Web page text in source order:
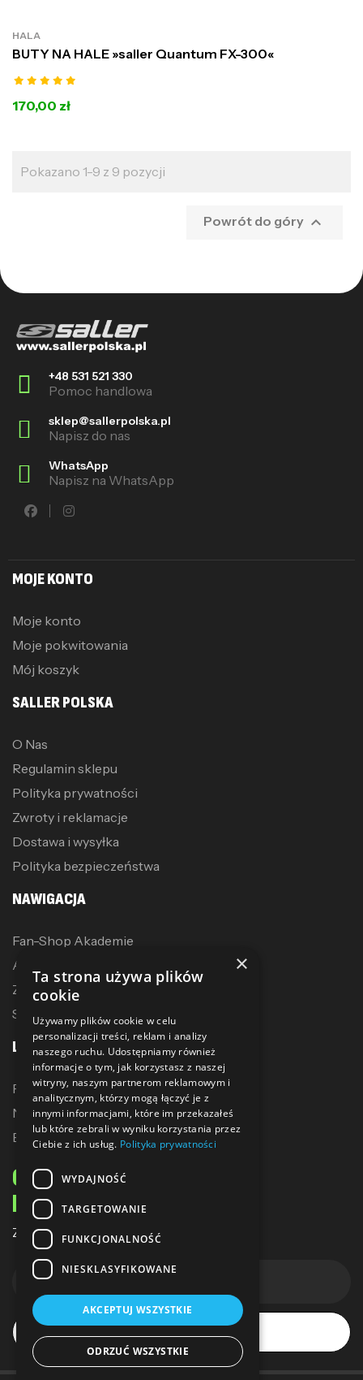
HALA
BUTY NA HALE »saller Quantum FX-300«
170,00 zł
Pokazano 1-9 z 9 pozycji
Powrót do góry 
+48 531 521 330
Pomoc handlowa
sklep@sallerpolska.pl
Napisz do nas
WhatsApp
Napisz na WhatsApp
MOJE KONTO
Moje konto
Moje pokwitowania
Mój koszyk
SALLER POLSKA
O Nas
Regulamin sklepu
Polityka prywatności
Zwroty i reklamacje
Dostawa i wysyłka
Polityka bezpieczeństwa
NAWIGACJA
Fan-Shop Akademie
Akcesoria treningowe
Zostań dystrybutorem
Sublimacja
LINKI
Promocje
Nowe produkty
Bestsellery
ODBIERZ 10% ZNIŻKI
NA PIERWSZE ZAKUPY
Zapisz się do naszego newslettera
×
Ta strona używa plików
cookie
Używamy plików cookie w celu
personalizacji treści, reklam i analizy
naszego ruchu. Udostępniamy również
informacje o tym, jak korzystasz z naszej
witryny, naszym partnerom reklamowym i
analitycznym, którzy mogą łączyć je z
innymi informacjami, które im przekazałeś
lub które zebrali w wyniku korzystania przez
Ciebie z ich usług. Polityka prywatności
WYDAJNOŚĆ
TARGETOWANIE
FUNKCJONALNOŚĆ
NIESKLASYFIKOWANE
AKCEPTUJ WSZYSTKIE
ODRZUĆ WSZYSTKIE